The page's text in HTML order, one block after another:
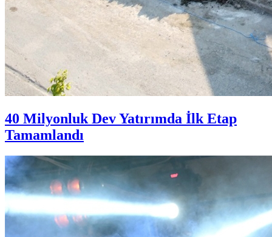
40 Milyonluk Dev Yatırımda İlk Etap
Tamamlandı